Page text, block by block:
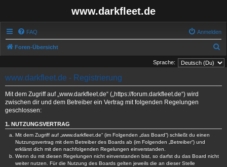
www.darkfleet.de
FAQ Anmelden
Foren-Übersicht
u
Sprache:
www.darkfleet.de - Registrierung
Mit dem Zugriff auf „www.darkfleet.de“ („https://forum.darkfleet.de“) wird
zwischen dir und dem Betreiber ein Vertrag mit folgenden Regelungen
geschlossen:
1. NUTZUNGSVERTRAG
Mit dem Zugriff auf „www.darkfleet.de“ (im Folgenden „das Board“) schließt du einen
Nutzungsvertrag mit dem Betreiber des Boards ab (im Folgenden „Betreiber“) und
erklärst dich mit den nachfolgenden Regelungen einverstanden.
Wenn du mit diesen Regelungen nicht einverstanden bist, so darfst du das Board nicht
weiter nutzen. Für die Nutzung des Boards gelten jeweils die an dieser Stelle